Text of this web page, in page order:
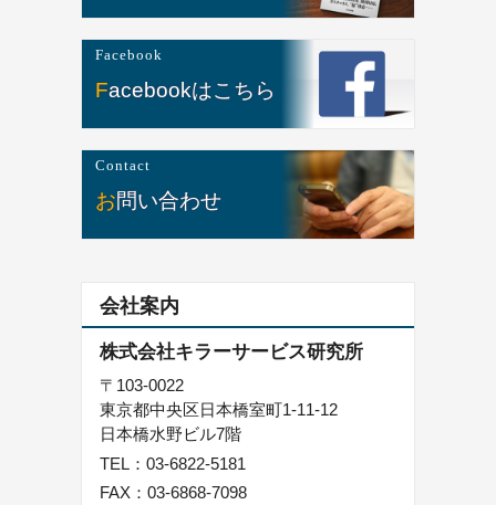
Facebook
Facebookはこちら
Contact
お問い合わせ
会社案内
株式会社キラーサービス研究所
〒103-0022
東京都中央区日本橋室町1-11-12
日本橋水野ビル7階
TEL： 03-6822-5181
FAX：03-6868-7098